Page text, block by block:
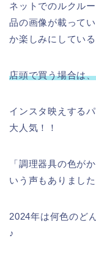
ネットでのルクル
品の画像が載って
か楽しみにしてい
店頭で買う場合は
インスタ映えする
大人気！！
「調理器具の色が
いう声もありました
2024年は何色のど
♪